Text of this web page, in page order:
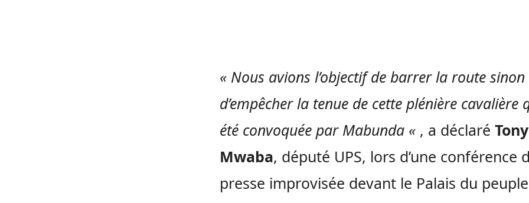
« Nous avions l’objectif de barrer la route sinon
d’empêcher la tenue de cette plénière cavalière
été convoquée par Mabunda « , a déclaré Tony
Mwaba, député UPS, lors d’une conférence
presse improvisée devant le Palais du